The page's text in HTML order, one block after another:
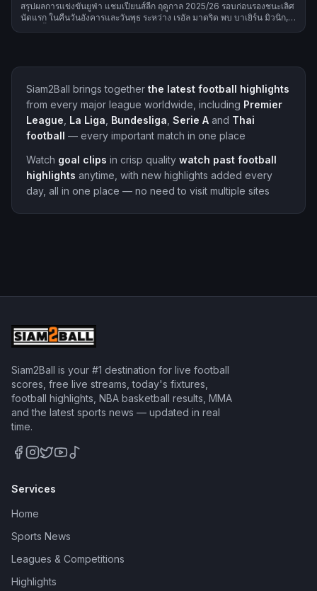
สรุปผลการแข่งขันยูฟ่า แชมเปียนส์ลีก ฤดูกาล 2025/26 รอบก่อนรองชนะเลิศ
นัดแรก ในคืนวันอังคารและวันพุธ ระหว่าง เรอัล มาดริด พบ บาเยิร์น มิวนิก,
Siam2Ball brings together the latest football highlights
from every major league worldwide, including Premier
League La Liga Bundesliga Serie A and Thai
football — every important match in one place
Watch goal clips in crisp quality watch past football
highlights anytime, with new highlights added every
day, all in one place — no need to visit multiple sites
Siam2Ball is your #1 destination for live football
scores, free live streams, today's fixtures,
football highlights, NBA basketball results, MMA
and the latest sports news — updated in real
time.
Services
Home
Sports News
Leagues & Competitions
Highlights